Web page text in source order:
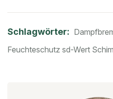
Schlagwörter:
Feuchteschutz sd-Wert